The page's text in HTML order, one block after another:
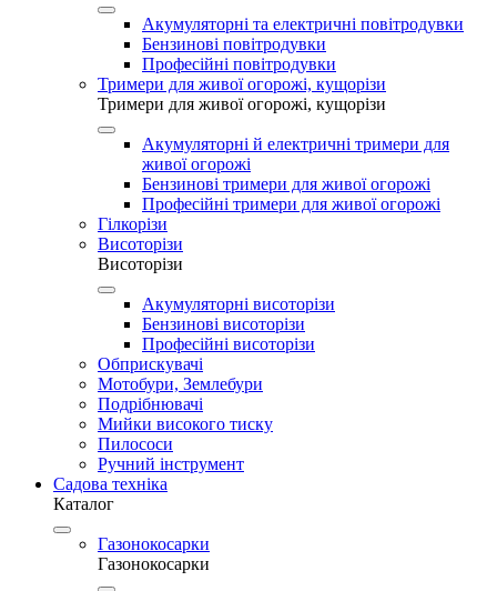
Акумуляторні та електричні повітродувки
Бензинові повітродувки
Професійні повітродувки
Тримери для живої огорожі, кущорізи
Тримери для живої огорожі, кущорізи
Акумуляторні й електричні тримери для
живої огорожі
Бензинові тримери для живої огорожі
Професійні тримери для живої огорожі
Гілкорізи
Висоторізи
Висоторізи
Акумуляторні висоторізи
Бензинові висоторізи
Професійні висоторізи
Обприскувачі
Мотобури, Землебури
Подрібнювачі
Мийки високого тиску
Пилососи
Ручний інструмент
Садова техніка
Каталог
Газонокосарки
Газонокосарки